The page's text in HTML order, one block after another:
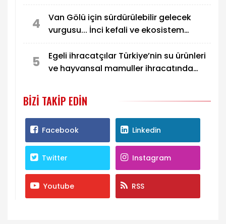
4
Van Gölü için sürdürülebilir gelecek
vurgusu... İnci kefali ve ekosistem
5
Egeli ihracatçılar Türkiye’nin su ürünleri
ve hayvansal mamuller ihracatında
BIZI TAKIP EDIN
Facebook Linkedin
Twitter Instagram
Youtube RSS